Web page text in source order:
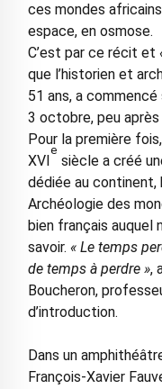
ces mondes
espace, en osmose.
C’est par ce récit et
que l’historien et
51 ans, a commencé
3 octobre, peu après
Pour la première
XVI
e
siècle a créé
dédiée au
Archéologie des
bien français auquel
savoir. « Le temps
de temps à perdre »,
Boucheron,
d’introduction.
Dans un
François-Xavier